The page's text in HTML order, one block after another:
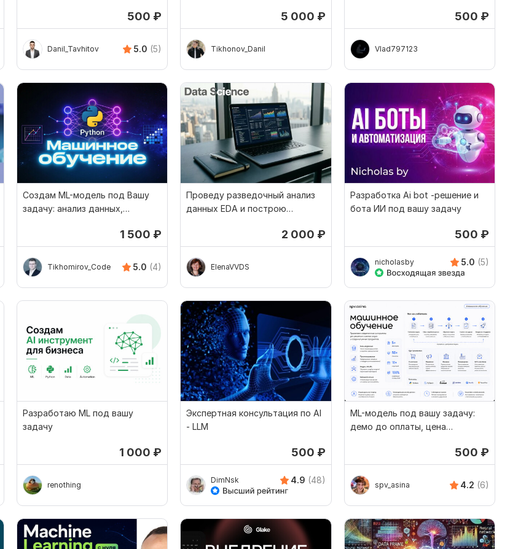
500 ₽
Danil_Tavhitov 5.0 (5)
5 000 ₽
Tikhonov_Danil
500 ₽
Vlad797123
Создам ML-модель под Вашу
задачу: анализ данных,
1 500 ₽
Tikhomirov_Code 5.0 (4)
Проведу разведочный анализ
данных EDA и построю
2 000 ₽
ElenaVVDS
Разработка Ai bot -решение и
бота ИИ под вашу задачу
500 ₽
nicholasby 5.0 (5)
Разработаю ML под вашу
задачу
1 000 ₽
renothing
Экспертная консультация по AI
- LLM
500 ₽
DimNsk 4.9 (48)
ML-модель под вашу задачу:
демо до оплаты, цена
500 ₽
spv_asina 4.2 (6)